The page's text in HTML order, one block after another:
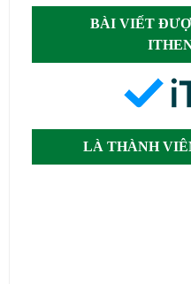
BÀI VIẾT
LÀ THÀNH